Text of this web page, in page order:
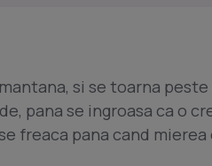
si se toarna
pana se ingroasa ca o
freaca pana cand